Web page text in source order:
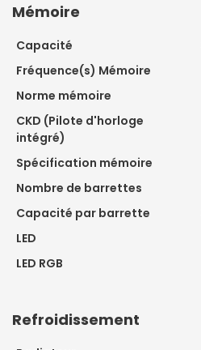
Mémoire
Capacité
Fréquence(s) Mémoire
Norme mémoire
CKD (Pilote d'horloge
intégré)
Spécification mémoire
Nombre de barrettes
Capacité par barrette
LED
LED RGB
Refroidissement